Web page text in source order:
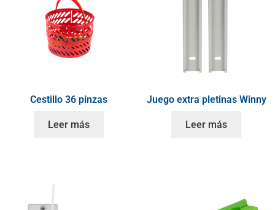
Cestillo 36 pinzas
Leer más
Juego extra pletinas Winny
Leer más